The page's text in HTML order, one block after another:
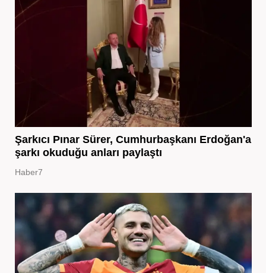
Şarkıcı Pınar Sürer, Cumhurbaşkanı Erdoğan'a
şarkı okuduğu anları paylaştı
Haber7